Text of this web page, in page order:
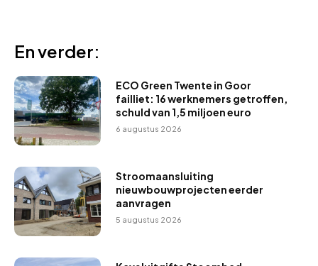
En verder:
ECO Green Twente in Goor
failliet: 16 werknemers getroffen,
schuld van 1,5 miljoen euro
6 augustus 2026
Stroomaansluiting
nieuwbouwprojecten eerder
aanvragen
5 augustus 2026